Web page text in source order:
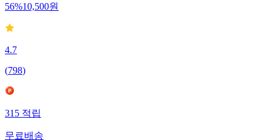
56%10,500원
4.7
(798)
315적립
무료배송